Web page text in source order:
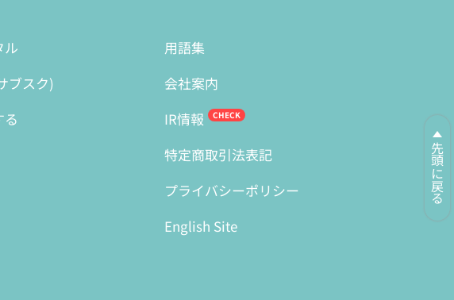
先頭に戻る
ル
ブスク)
る
用語集
会社案内
IR情報
特定商取引法表記
プライバシーポリシー
English Site